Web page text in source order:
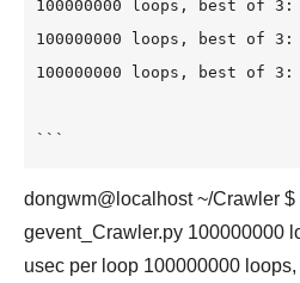
100000000 loops, best of
100000000 loops, best of
100000000 loops, best of 3:
```
dongwm@localhost ~/Crawler $
gevent_Crawler.py 100000000
usec per loop 100000000